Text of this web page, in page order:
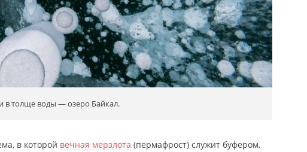
толще воды — озеро Байкал.
в которой вечная мерзлота (пермафрост) служит буфером,